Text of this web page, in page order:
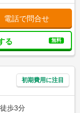
電話で問合せ
る 無料
初期費用に注目
歩3分